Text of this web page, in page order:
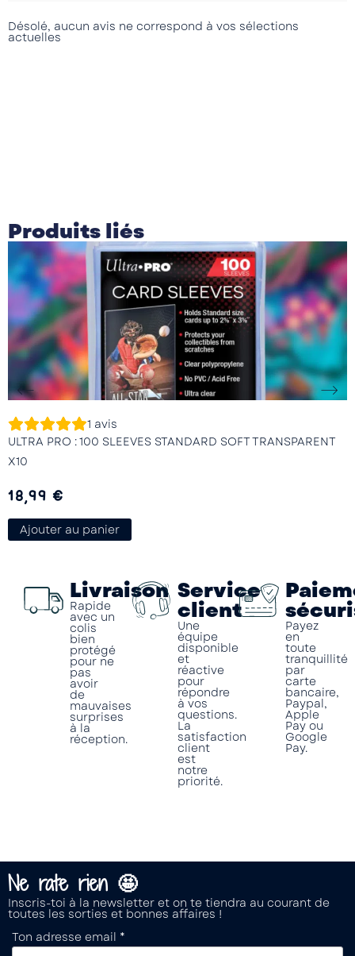
Désolé, aucun avis ne correspond à vos sélections
actuelles
Produits liés
1 avis
ULTRA PRO : 100 SLEEVES STANDARD SOFT TRANSPARENT
X10
18,99 €
Ajouter au panier
Livraison
Rapide
avec un
colis
bien
protégé
pour ne
pas
avoir
de
mauvaises
surprises
à la
réception.
Service
client
Une
équipe
disponible
et
réactive
pour
répondre
à vos
questions.
La
satisfaction
client
est
notre
priorité.
Payez
en
toute
tranquillité
par
carte
bancaire,
Paypal,
Apple
Pay ou
Google
Pay.
Ne rate rien 🤩
Inscris-toi à la newsletter et on te tiendra au courant de
toutes les sorties et bonnes affaires !
Ton adresse email *